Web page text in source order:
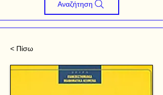
Αναζήτηση
< Πίσω